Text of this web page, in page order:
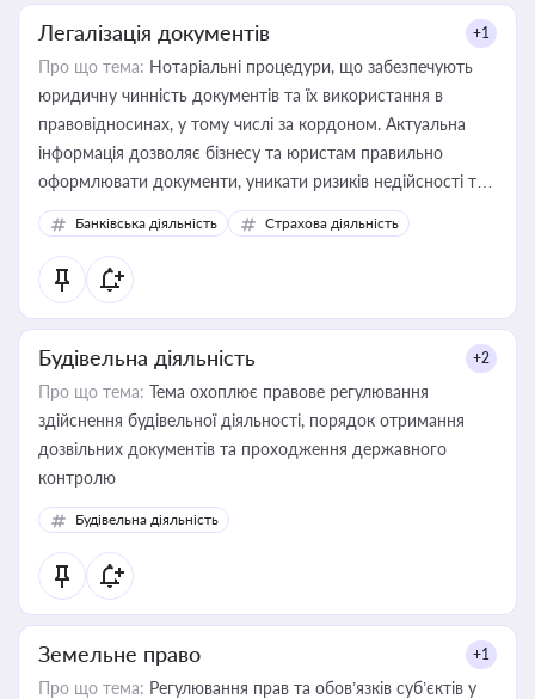
Легалізація документів +1
Про що тема: Нотаріальні процедури, що забезпечують
юридичну чинність документів та їх використання в
правовідносинах, у тому числі за кордоном. Актуальна
інформація дозволяє бізнесу та юристам правильно
оформлювати документи, уникати ризиків недійсності та
забезпечувати їх належне прийняття органами влади та
контрагентами
Банківська діяльність Страхова діяльність
Будівельна діяльність +2
Про що тема: Тема охоплює правове регулювання
здійснення будівельної діяльності, порядок отримання
дозвільних документів та проходження державного
контролю
Будівельна діяльність
Земельне право +1
Про що тема: Регулювання прав та обов’язків суб’єктів у